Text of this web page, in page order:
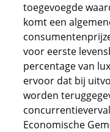
toegevoegde
komt een
voor eerste
percentage van
ervoor dat bij
worden
Economische